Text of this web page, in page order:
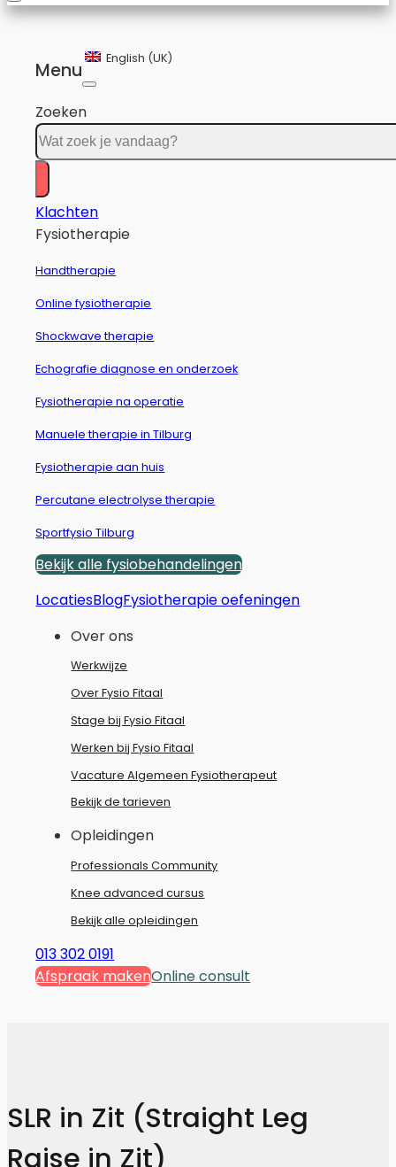
Menu
English (UK)
Zoeken
Klachten
Fysiotherapie
Handtherapie
Online fysiotherapie
Shockwave therapie
Echografie diagnose en onderzoek
Fysiotherapie na operatie
Manuele therapie in Tilburg
Fysiotherapie aan huis
Percutane electrolyse therapie
Sportfysio Tilburg
Bekijk alle fysiobehandelingen
LocatiesBlogFysiotherapie oefeningen
Over ons
Werkwijze
Over Fysio Fitaal
Stage bij Fysio Fitaal
Werken bij Fysio Fitaal
Vacature Algemeen Fysiotherapeut
Bekijk de tarieven
Opleidingen
Professionals Community
Knee advanced cursus
Bekijk alle opleidingen
013 302 0191
Afspraak makenOnline consult
SLR in Zit (Straight Leg
Raise in Zit)